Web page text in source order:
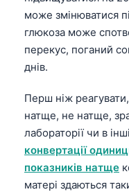
може змінюватися
глюкоза може
перекус, поганий
днів.
Перш ніж реагувати,
натще, не натще,
лабораторії чи в
конвертації
показників натще
матері здаються